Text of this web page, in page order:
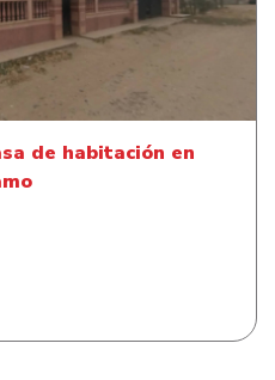
de habitación en Colonia
Cárcamo
de habitación en